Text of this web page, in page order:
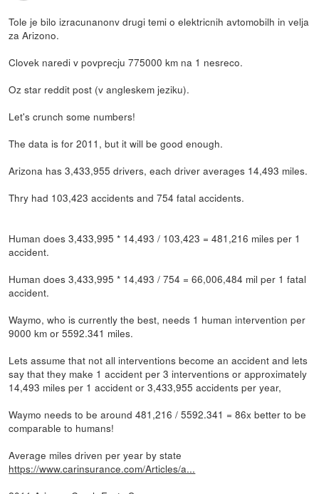
Tole je bilo izracunanonv drugi temi o elektricnih avtomobilh in velja
za Arizono.
Clovek naredi v povprecju 775000 km na 1 nesreco.
Oz star reddit post (v angleskem jeziku).
Let's crunch some numbers!
The data is for 2011, but it will be good enough.
Arizona has 3,433,955 drivers, each driver averages 14,493 miles.
Thry had 103,423 accidents and 754 fatal accidents.
Human does 3,433,995 * 14,493 / 103,423 = 481,216 miles per 1
accident.
Human does 3,433,995 * 14,493 / 754 = 66,006,484 mil per 1 fatal
accident.
Waymo, who is currently the best, needs 1 human intervention per
9000 km or 5592.341 miles.
Lets assume that not all interventions become an accident and lets
say that they make 1 accident per 3 interventions or approximately
14,493 miles per 1 accident or 3,433,955 accidents per year,
Waymo needs to be around 481,216 / 5592.341 = 86x better to be
comparable to humans!
Average miles driven per year by state
https://www.carinsurance.com/Articles/a...